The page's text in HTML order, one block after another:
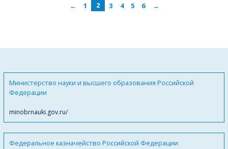
← 1 2 3 4 5 6 →
Министерство науки и высшего образования Российской
Федерации
minobrnauki.gov.ru/
Федеральное казначейство Российской Федерации